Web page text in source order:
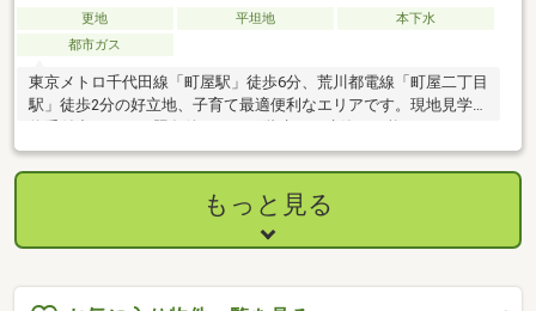
更地 平坦地
本下水
都市ガス
東京メトロ千代田線「町屋駅」徒歩6分、荒川都電線「町屋二丁目
駅」徒歩2分の好立地、子育て最適便利なエリアです。現地見学予
もっと見る